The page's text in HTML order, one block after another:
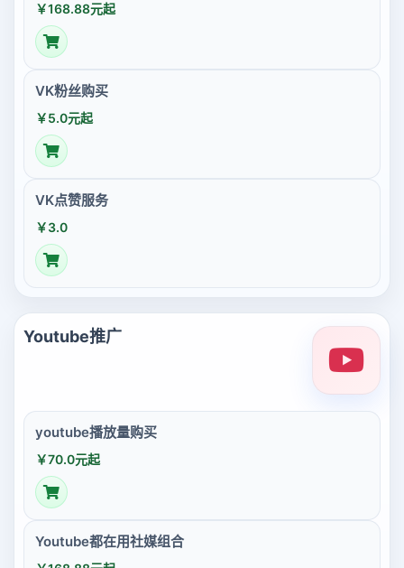
￥168.88元起
VK粉丝购买
￥5.0元起
VK点赞服务
￥3.0
Youtube推广
youtube播放量购买
￥70.0元起
Youtube都在用社媒组合